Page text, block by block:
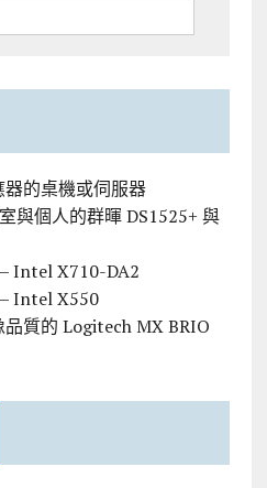
的桌機或伺服器
與個人的群暉 DS1525+ 與
Intel X710-DA2
Intel X550
質的 Logitech MX BRIO